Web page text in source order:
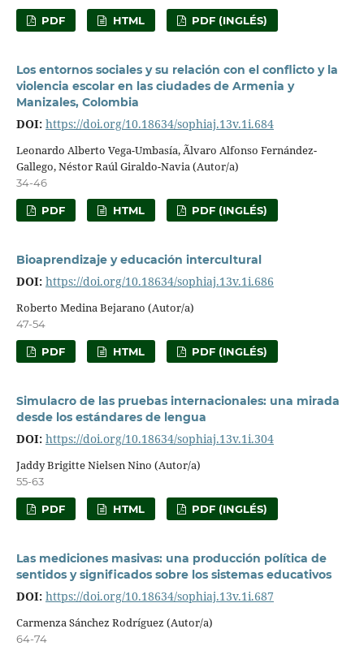
PDF HTML PDF (INGLÉS)
Los entornos sociales y su relación con el conflicto y la
violencia escolar en las ciudades de Armenia y
Manizales, Colombia
DOI: https://doi.org/10.18634/sophiaj.13v.1i.684
Leonardo Alberto Vega-Umbasía, Ãlvaro Alfonso Fernández-
Gallego, Néstor Raúl Giraldo-Navia (Autor/a)
34-46
PDF HTML PDF (INGLÉS)
Bioaprendizaje y educación intercultural
DOI: https://doi.org/10.18634/sophiaj.13v.1i.686
Roberto Medina Bejarano (Autor/a)
47-54
PDF HTML PDF (INGLÉS)
Simulacro de las pruebas internacionales: una mirada
desde los estándares de lengua
DOI: https://doi.org/10.18634/sophiaj.13v.1i.304
Jaddy Brigitte Nielsen Nino (Autor/a)
55-63
PDF HTML PDF (INGLÉS)
Las mediciones masivas: una producción política de
sentidos y significados sobre los sistemas educativos
DOI: https://doi.org/10.18634/sophiaj.13v.1i.687
Carmenza Sánchez Rodríguez (Autor/a)
64-74